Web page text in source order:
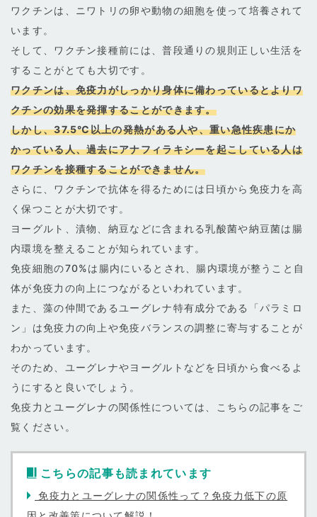
ワクチンは、ニワトリの卵や動物の細胞を使って培養されて
います。
そして、ワクチン接種前には、普段通りの規則正しい生活を
することがとても大切です。
ワクチンは、免疫力がしっかり身体に備わっているとよりワ
クチンの効果を発揮することができます。
しかし、37.5℃以上の発熱がある人や、重い急性疾患にか
かっている人、過去にアナフィラキシーを起こしている人は
ワクチンを接種することができません。
さらに、ワクチンで抗体を得るためには日頃から免疫力を高
く保つことが大切です。
ヨーグルト、漬物、納豆などに含まれる乳酸菌や納豆菌は腸
内環境を整えることが知られています。
免疫細胞の70%は腸内にいるとされ、腸内環境が整うこと自
体が免疫力の向上につながるといわれています。
また、藻の仲間であるユーグレナ特有成分である「パラミロ
ン」は免疫力の向上や免疫バランスの調整に寄与することが
わかっています。
そのため、ユーグレナやヨーグルトなどを日頃から食べるよ
うにすると良いでしょう。
免疫力とユーグレナの関係性については、こちらの記事をご
覧ください。
こちらの記事も読まれています
免疫力とユーグレナの関係性って？免疫力低下の原